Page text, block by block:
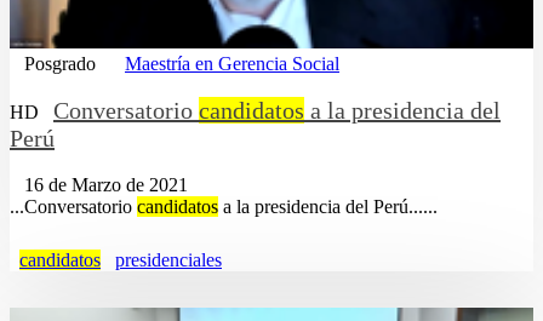
Posgrado Maestría en Gerencia Social
HD Conversatorio candidatos a la presidencia del
Perú
16 de Marzo de 2021
...Conversatorio candidatos a la presidencia del Perú......
candidatos presidenciales